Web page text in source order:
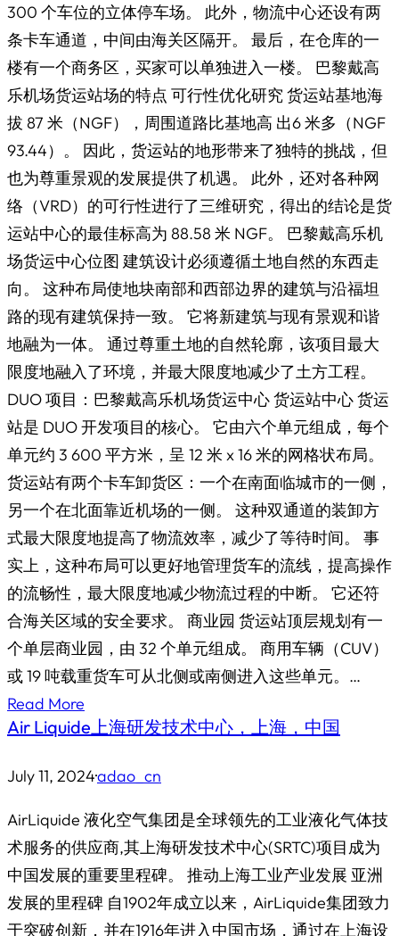
300 个车位的立体停车场。 此外，物流中心还设有两
条卡车通道，中间由海关区隔开。 最后，在仓库的一
楼有一个商务区，买家可以单独进入一楼。 巴黎戴高
乐机场货运站场的特点 可行性优化研究 货运站基地海
拔 87 米（NGF），周围道路比基地高 出6 米多（NGF
93.44）。 因此，货运站的地形带来了独特的挑战，但
也为尊重景观的发展提供了机遇。 此外，还对各种网
络（VRD）的可行性进行了三维研究，得出的结论是货
运站中心的最佳标高为 88.58 米 NGF。 巴黎戴高乐机
场货运中心位图 建筑设计必须遵循土地自然的东西走
向。 这种布局使地块南部和西部边界的建筑与沿福坦
路的现有建筑保持一致。 它将新建筑与现有景观和谐
地融为一体。 通过尊重土地的自然轮廓，该项目最大
限度地融入了环境，并最大限度地减少了土方工程。
DUO 项目：巴黎戴高乐机场货运中心 货运站中心 货运
站是 DUO 开发项目的核心。 它由六个单元组成，每个
单元约 3 600 平方米，呈 12 米 x 16 米的网格状布局。
货运站有两个卡车卸货区：一个在南面临城市的一侧，
另一个在北面靠近机场的一侧。 这种双通道的装卸方
式最大限度地提高了物流效率，减少了等待时间。 事
实上，这种布局可以更好地管理货车的流线，提高操作
的流畅性，最大限度地减少物流过程的中断。 它还符
合海关区域的安全要求。 商业园 货运站顶层规划有一
个单层商业园，由 32 个单元组成。 商用车辆（CUV）
或 19 吨载重货车可从北侧或南侧进入这些单元。…
Read More
Air Liquide上海研发技术中心，上海，中国
July 11, 2024·adao_cn
AirLiquide 液化空气集团是全球领先的工业液化气体技
术服务的供应商,其上海研发技术中心(SRTC)项目成为
中国发展的重要里程碑。 推动上海工业产业发展 亚洲
发展的里程碑 自1902年成立以来，AirLiquide集团致力
于突破创新，并在1916年进入中国市场，通过在上海设